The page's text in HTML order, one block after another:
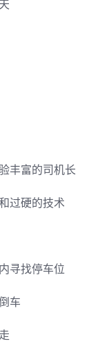
丰富的司机长
过硬的技术
寻找停车位
车